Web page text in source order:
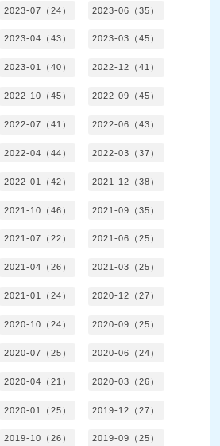
2023-07（24） 2023-06（35）
2023-04（43） 2023-03（45）
2023-01（40） 2022-12（41）
2022-10（45） 2022-09（45）
2022-07（41） 2022-06（43）
2022-04（44） 2022-03（37）
2022-01（42） 2021-12（38）
2021-10（46） 2021-09（35）
2021-07（22） 2021-06（25）
2021-04（26） 2021-03（25）
2021-01（24） 2020-12（27）
2020-10（24） 2020-09（25）
2020-07（25） 2020-06（24）
2020-04（21） 2020-03（26）
2020-01（25） 2019-12（27）
2019-10（26） 2019-09（25）